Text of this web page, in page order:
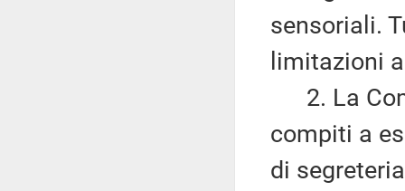
sensoriali.
limitazioni
2. La
compiti a
di